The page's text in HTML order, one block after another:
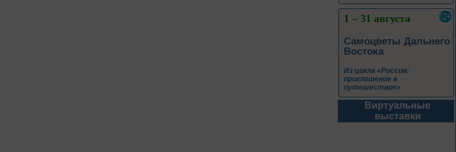
1 – 31 августа
Самоцветы Дальнего
Востока
Из цикла «Россия:
приглашение в
путешествие»
1 – 31 августа
Виртуальные
выставки